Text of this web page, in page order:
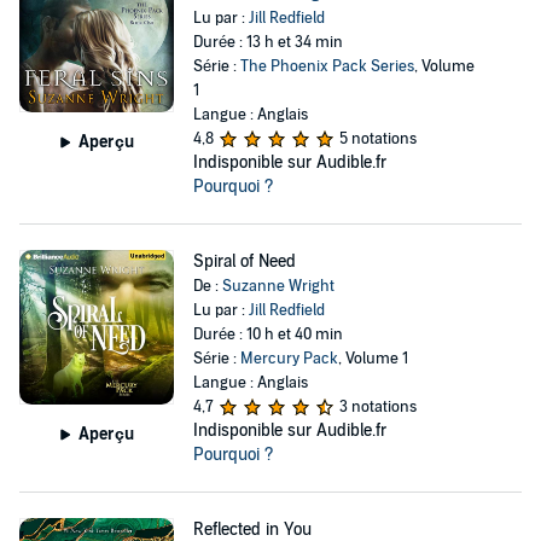
Aperçu
Lu par :Jill Redfield
Durée : 13 h et 34 min
Série :The Phoenix Pack Series, Volume
1
Langue : Anglais
4,8
5 notations
Indisponible sur Audible.fr
Pourquoi ?
Aperçu
Spiral of Need
De :Suzanne Wright
Lu par :Jill Redfield
Durée : 10 h et 40 min
Série : Mercury Pack, Volume 1
Langue : Anglais
4,7
3 notations
Indisponible sur Audible.fr
Pourquoi ?
Reflected in You